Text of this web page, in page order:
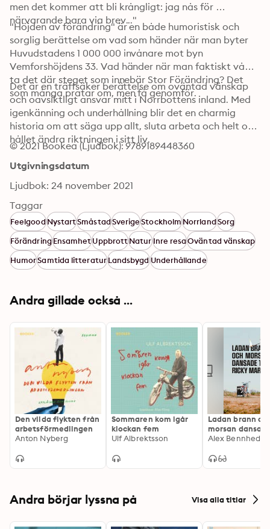
men det kommer att bli krångligt: jag nås för
närvarande bara via brev..."
"Höjden av förändring" är en både humoristisk och
sorglig berättelse om vad som händer när man byter
Huvudstadens 1 000 000 invånare mot byn
Vemforshöjdens 33. Vad händer när man faktiskt vågar
ta det där steget som innebär Stor Förändring? Det
som många pratar om, men få genomför.
Det är en träffsäker berättelse om oväntad vänskap
och oavsiktligt ansvar mitt i Norrbottens inland. Med
igenkänning och underhållning blir det en charmig
historia om att säga upp allt, sluta arbeta och helt och
hållet ändra riktningen i sitt liv.
© 2021 Bookea (Ljudbok): 9789189448360
Utgivningsdatum
Ljudbok: 24 november 2021
Taggar
FeelgoodNystartSmåstadSverigeStockholmNorrlandSorg
FörändringEnsamhetUppbrottNaturInre resaOväntad vänskap
HumorSamtida litteraturLandsbygdUnderhållande
Andra gillade också ...
Den vilda flykten från
arbetsförmedlingen
Anton Nyberg
Sommaren kom igår
klockan fem
Ulf Albrektsson
Ladan brann
morsan
Ricky Martin
Alex Bennheden
Andra börjar lyssna på Visa alla titlar